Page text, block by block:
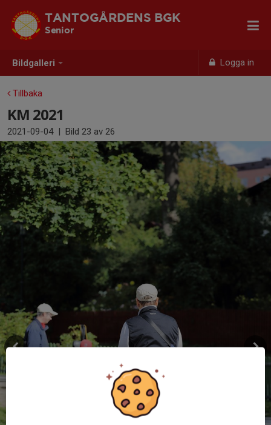
Bildgalleri Logga in
TANTOGÅRDENS BGK
Senior
Tillbaka
KM 2021
2021-09-04 | Bild 23 av 26